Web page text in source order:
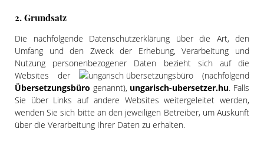
2. Grundsatz
Die nachfolgende Datenschutzerklärung über die Art, den
Umfang und den Zweck der Erhebung, Verarbeitung und
Nutzung personenbezogener Daten bezieht sich auf die
Websites der
(nachfolgend
Übersetzungsbüro genannt), ungarisch-ubersetzer.hu. Falls
Sie über Links auf andere Websites weitergeleitet werden,
wenden Sie sich bitte an den jeweiligen Betreiber, um Auskunft
über die Verarbeitung Ihrer Daten zu erhalten.